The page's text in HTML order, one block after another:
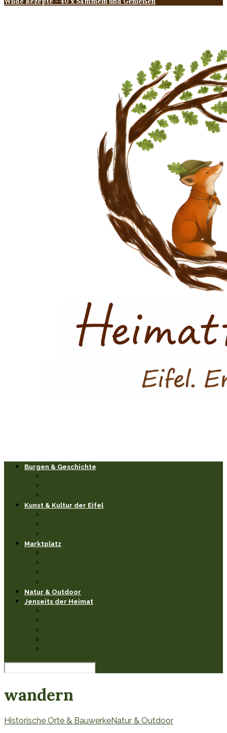
Burgen & Geschichte
Kunst & Kultur der Eifel
Marktplatz
Natur & Outdoor
Jenseits der Heimat
wandern
Historische Orte & BauwerkeNatur & Outdoor